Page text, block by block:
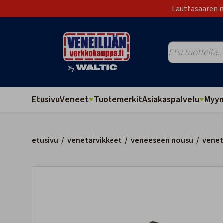
Lauttasaaren
EtusivuVeneet TuotemerkitAsiakaspalvelu
etusivu / venetarvikkeet / veneeseen nousu /